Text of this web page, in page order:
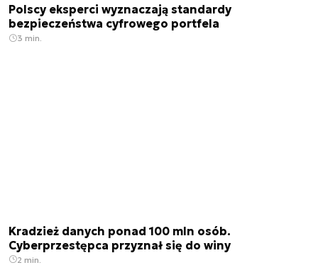
Polscy eksperci wyznaczają standardy
bezpieczeństwa cyfrowego portfela
3 min.
Kradzież danych ponad 100 mln osób.
Cyberprzestępca przyznał się do winy
2 min.